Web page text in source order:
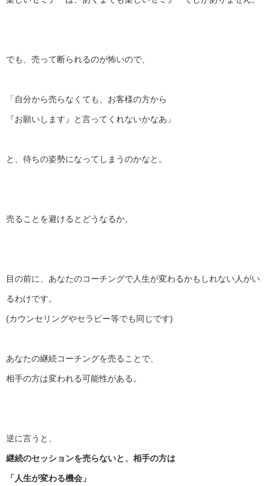
でも、売って断られるのが怖いので、
「自分から売らなくても、お客様の方から
『お願いします』と言ってくれないかなあ」
と、待ちの姿勢になってしまうのかなと。
売ることを避けるとどうなるか。
目の前に、 あなたのコーチングで人生が変わるかもしれない人がい
るわけです。
(カウンセリングやセラピー等でも同じです)
あなたの継続コーチングを売ることで、
相手の方は変われる可能性がある。
逆に言うと、
継続のセッションを売らないと、相手の方は
「人生が変わる機会」